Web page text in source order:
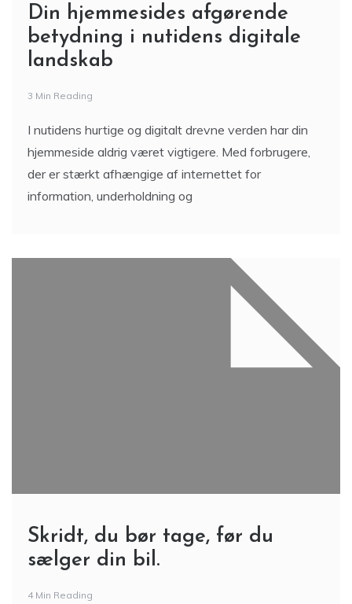
Din hjemmesides afgørende
betydning i nutidens digitale
landskab
3 Min Reading
I nutidens hurtige og digitalt drevne verden har din
hjemmeside aldrig været vigtigere. Med forbrugere,
der er stærkt afhængige af internettet for
information, underholdning og
Skridt, du bør tage, før du
sælger din bil.
4 Min Reading